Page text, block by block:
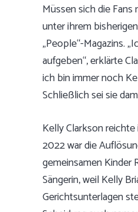
Müssen sich die
unter ihrem
„People“-Magazins.
aufgeben“, erklärte
ich bin immer noch
Schließlich sei sie
Kelly Clarkson
2022 war die
gemeinsamen Kinder
Sängerin, weil Kelly
Gerichtsunterlagen